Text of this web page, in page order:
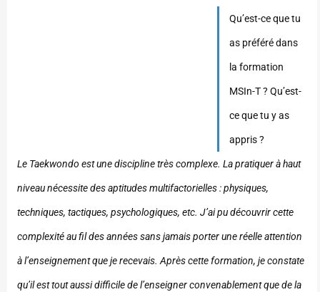
Qu’est-ce que tu
as préféré dans
la formation
MSIn-T ? Qu’est-
ce que tu y as
appris ?
Le Taekwondo est une discipline très complexe. La pratiquer à haut
niveau nécessite des aptitudes multifactorielles : physiques,
techniques, tactiques, psychologiques, etc. J’ai pu découvrir cette
complexité au fil des années sans jamais porter une réelle attention
à l’enseignement que je recevais. Après cette formation, je constate
qu’il est tout aussi difficile de l’enseigner convenablement que de la